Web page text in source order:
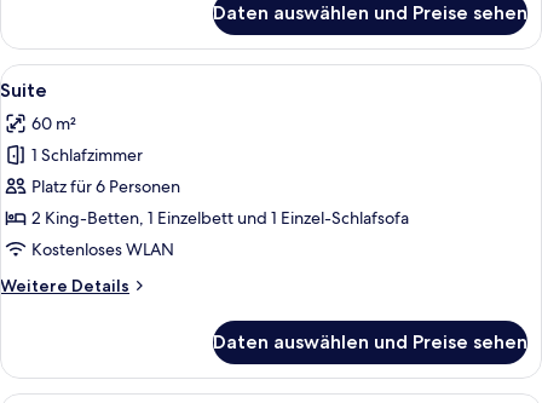
Daten auswählen und Preise sehen
Alle
Fotos
für
Suite
anzeigen
Ein Hotelzimmer mit einem großen
4
Suite
60 m²
1 Schlafzimmer
Platz für 6 Personen
2 King-Betten, 1 Einzelbett und 1 Einzel-Schlafsofa
Kostenloses WLAN
Weitere Details
Weitere
Daten auswählen und Preise sehen